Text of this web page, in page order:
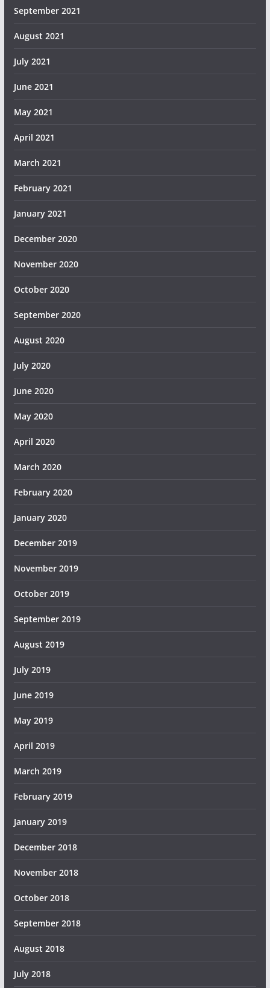
September 2021
August 2021
July 2021
June 2021
May 2021
April 2021
March 2021
February 2021
January 2021
December 2020
November 2020
October 2020
September 2020
August 2020
July 2020
June 2020
May 2020
April 2020
March 2020
February 2020
January 2020
December 2019
November 2019
October 2019
September 2019
August 2019
July 2019
June 2019
May 2019
April 2019
March 2019
February 2019
January 2019
December 2018
November 2018
October 2018
September 2018
August 2018
July 2018